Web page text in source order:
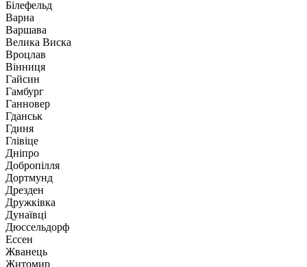
Білефельд
Варна
Варшава
Велика Виска
Вроцлав
Вінниця
Гайсин
Гамбург
Ганновер
Гданськ
Гдиня
Глівіце
Дніпро
Добропілля
Дортмунд
Дрезден
Дружківка
Дунаївці
Дюссельдорф
Ессен
Жванець
Житомир